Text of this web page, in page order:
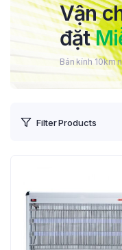
Vận
đặt
Bán kính 10km
Filter Products